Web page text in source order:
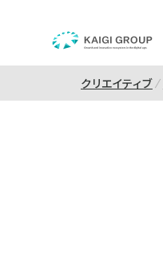
クリエイティブ